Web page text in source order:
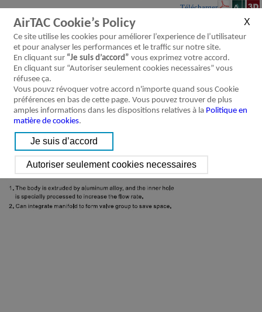
Télécharger
Caractéristique
du produit
Spécification
AirTAC Cookie’s Policy
Ce site utilise les cookies pour améliorer l’experience de l’utilisateur
et pour analyser les performances et le traffic sur notre site.
En cliquant sur “Je suis d’accord” vous exprimez votre accord.
En cliquant sur “Autoriser seulement cookies necessaires” vous
réfusee ça.
Vous pouvz révoquer votre accord n'importe quand sous Cookie
préférences en bas de cette page. Vous pouvez trouver de plus
amples informations dans les dispositions relatives à la Politique en
matière de cookies.